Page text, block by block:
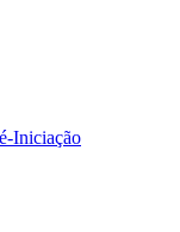
Iniciação